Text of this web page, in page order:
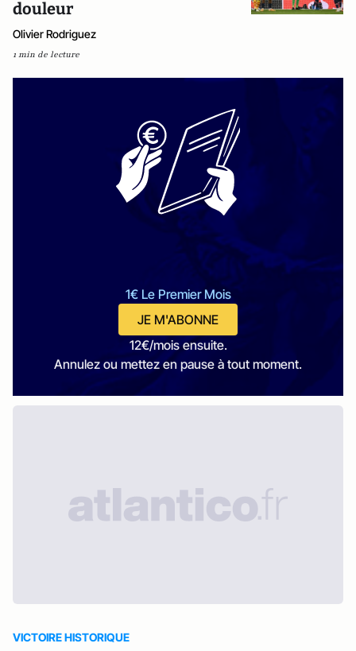
douleur
Olivier Rodriguez
1 min de lecture
1€ Le Premier Mois
JE M'ABONNE
12€/mois ensuite.
Annulez ou mettez en pause à tout moment.
VICTOIRE HISTORIQUE